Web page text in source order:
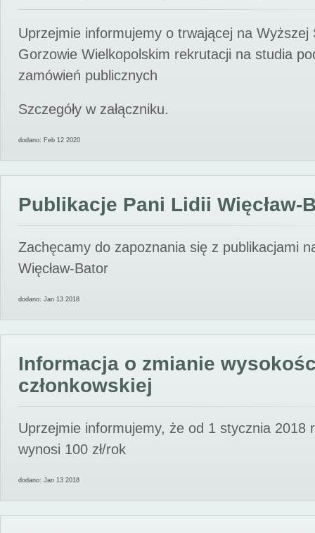
Uprzejmie informujemy o trwającej na Wyższej
Gorzowie Wielkopolskim rekrutacji na studia
zamówień publicznych
Szczegóły w załączniku.
dodano: Feb 12 2020
Publikacje Pani Lidii Więcław-
Zachęcamy do zapoznania się z publikacjami
Więcław-Bator
dodano: Jan 13 2018
Informacja o zmianie
członkowskiej
Uprzejmie informujemy, że od 1 stycznia 2018
wynosi 100 zł/rok
dodano: Jan 13 2018